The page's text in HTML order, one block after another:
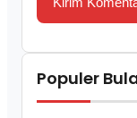
Populer